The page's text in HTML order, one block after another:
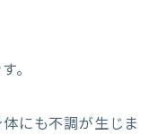
。
にも不調が生じま